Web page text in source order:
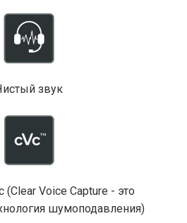
звук
(Clear Voice Capture - это
шумоподавления)